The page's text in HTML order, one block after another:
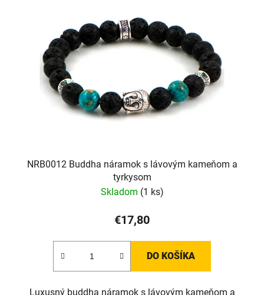
NRB0012 Buddha náramok s lávovým kameňom a
tyrkysom
Skladom (1 ks)
€17,80
DO KOŠÍKA
Luxusný buddha náramok s lávovým kameňom a